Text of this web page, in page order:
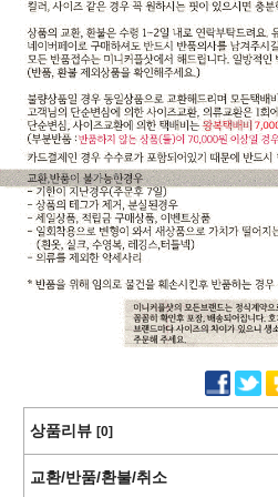
상품리뷰 [0]
교환/반품/환불/취소